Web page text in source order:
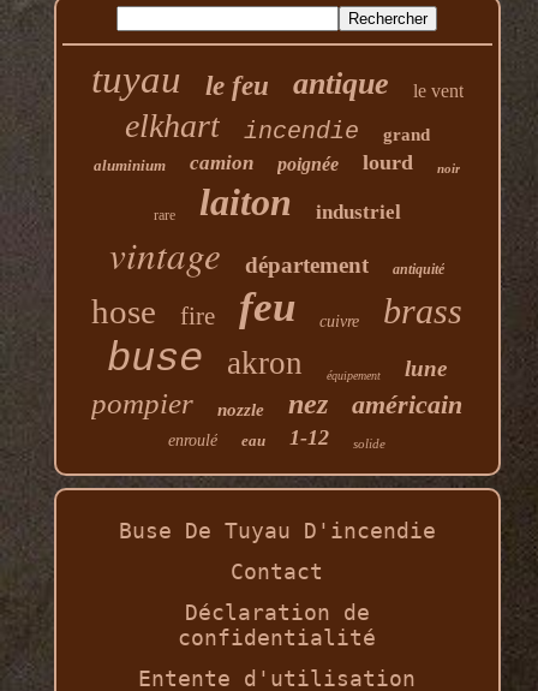
tuyau le feu antique le vent
elkhart incendie grand
aluminium camion poignée lourd noir
rare laiton industriel
vintage département antiquité
hose fire feu cuivre brass
buse akron équipement lune
pompier nozzle nez américain
enroulé eau 1-12 solide
Buse De Tuyau D'incendie
Contact
Déclaration de
confidentialité
Entente d'utilisation